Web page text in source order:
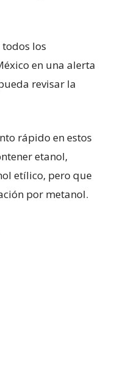
los
en una alerta
revisar la
rápido en estos
etanol,
etílico, pero que
por metanol.